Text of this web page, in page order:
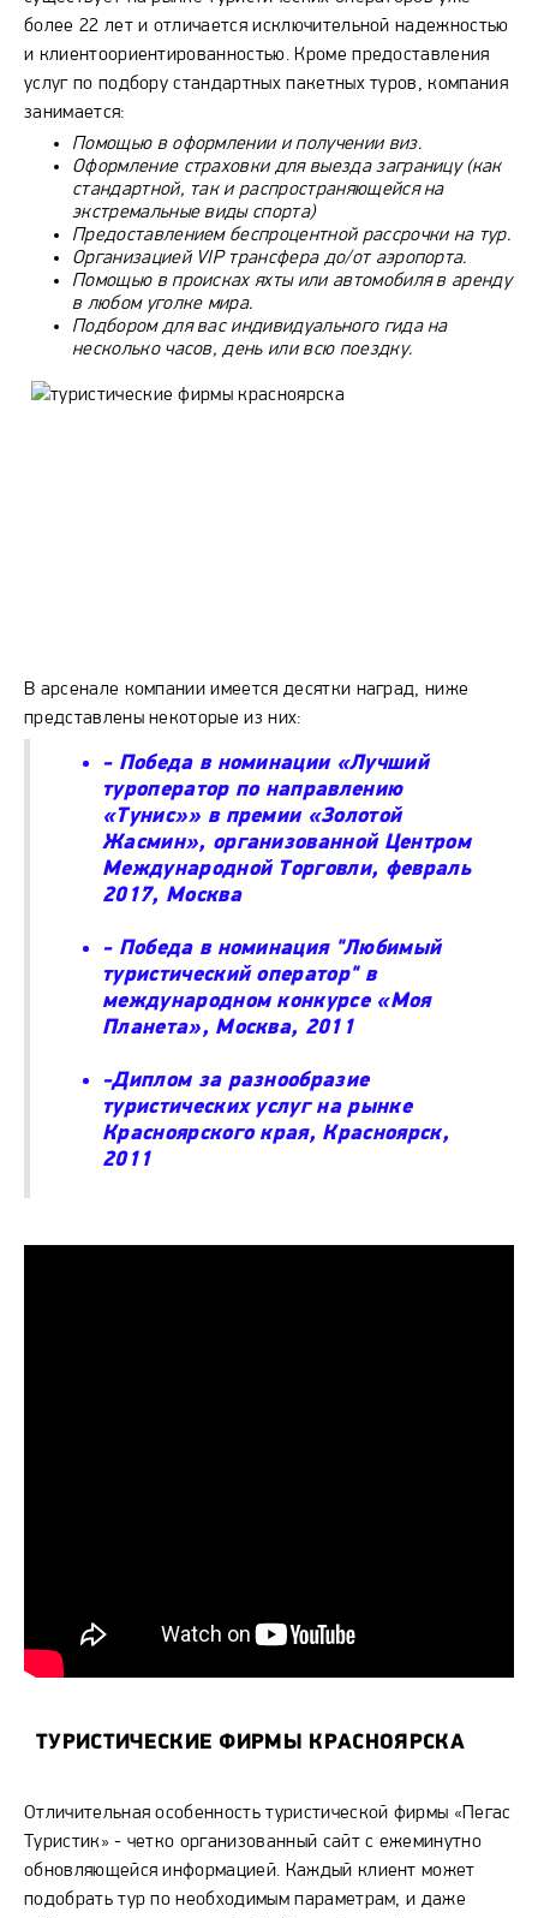
более 22 лет и отличается исключительной надежностью
и клиентоориентированностью. Кроме предоставления
услуг по подбору стандартных пакетных туров, компания
занимается:
Помощью в оформлении и получении виз.
Оформление страховки для выезда заграницу (как
стандартной, так и распространяющейся на
экстремальные виды спорта)
Предоставлением беспроцентной рассрочки на тур.
Организацией VIP трансфера до/от аэропорта.
Помощью в происках яхты или автомобиля в аренду
в любом уголке мира.
Подбором для вас индивидуального гида на
несколько часов, день или всю поездку.
В арсенале компании имеется десятки наград, ниже
представлены некоторые из них:
- Победа в номинации «Лучший
туроператор по направлению
«Тунис»» в премии «Золотой
Жасмин», организованной Центром
Международной Торговли, февраль
2017, Москва
- Победа в номинация "Любимый
туристический оператор" в
международном конкурсе «Моя
Планета», Москва, 2011
-Диплом за разнообразие
туристических услуг на рынке
Красноярского края, Красноярск,
2011
ТУРИСТИЧЕСКИЕ ФИРМЫ КРАСНОЯРСКА
Отличительная особенность туристической фирмы «Пегас
Туристик» - четко организованный сайт с ежеминутно
обновляющейся информацией. Каждый клиент может
подобрать тур по необходимым параметрам, и даже